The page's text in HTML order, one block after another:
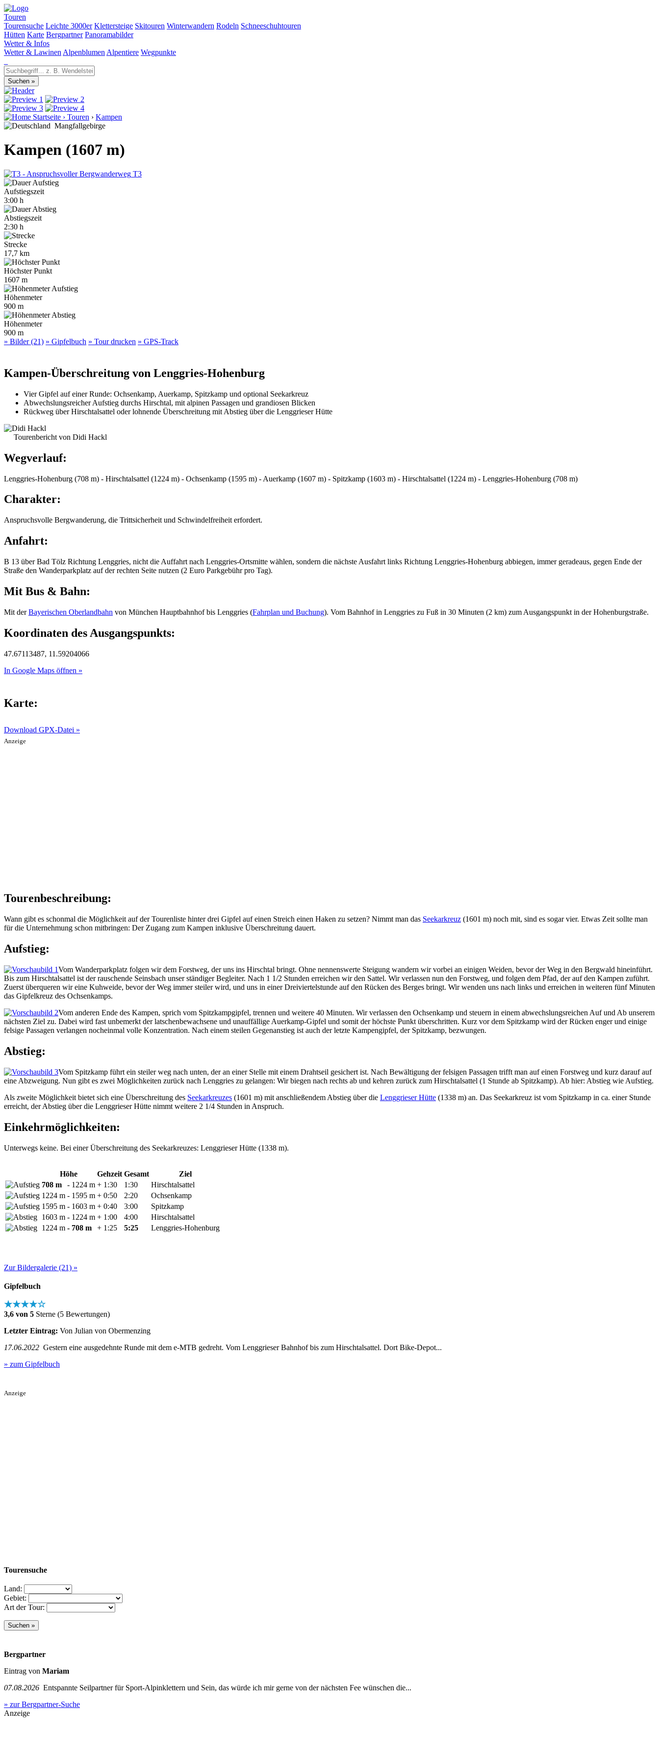
Touren
Tourensuche Leichte 3000er Klettersteige Skitouren Winterwandern Rodeln Schneeschuhtouren
Hütten Karte Bergpartner Panoramabilder
Wetter & Infos
Wetter & Lawinen Alpenblumen Alpentiere Wegpunkte
Startseite › Touren › Kampen
Mangfallgebirge
Kampen (1607 m)
T3
Aufstiegszeit
3:00 h
Abstiegszeit
2:30 h
Strecke
17,7 km
Höchster Punkt
1607 m
Höhenmeter
900 m
Höhenmeter
900 m
» Bilder (21) » Gipfelbuch » Tour drucken » GPS-Track
Kampen-Überschreitung von Lenggries-Hohenburg
Vier Gipfel auf einer Runde: Ochsenkamp, Auerkamp, Spitzkamp und optional Seekarkreuz
Abwechslungsreicher Aufstieg durchs Hirschtal, mit alpinen Passagen und grandiosen Blicken
Rückweg über Hirschtalsattel oder lohnende Überschreitung mit Abstieg über die Lenggrieser Hütte
Tourenbericht von Didi Hackl
Wegverlauf:
Lenggries-Hohenburg (708 m) - Hirschtalsattel (1224 m) - Ochsenkamp (1595 m) - Auerkamp (1607 m) - Spitzkamp (1603 m) - Hirschtalsattel (1224 m) - Lenggries-Hohenburg (708 m)
Charakter:
Anspruchsvolle Bergwanderung, die Trittsicherheit und Schwindelfreiheit erfordert.
Anfahrt:
B 13 über Bad Tölz Richtung Lenggries, nicht die Auffahrt nach Lenggries-Ortsmitte wählen, sondern die nächste Ausfahrt links Richtung Lenggries-Hohenburg abbiegen, immer geradeaus, gegen Ende der
Straße den Wanderparkplatz auf der rechten Seite nutzen (2 Euro Parkgebühr pro Tag).
Mit Bus & Bahn:
Mit derBayerischen Oberlandbahn von München Hauptbahnhof bis Lenggries (Fahrplan und Buchung). Vom Bahnhof in Lenggries zu Fuß in 30 Minuten (2 km) zum Ausgangspunkt in der Hohenburgstraße.
Koordinaten des Ausgangspunkts:
47.67113487, 11.59204066
In Google Maps öffnen »
Karte:
Download GPX-Datei »
Anzeige
Tourenbeschreibung:
Wann gibt es schonmal die Möglichkeit auf der Tourenliste hinter drei Gipfel auf einen Streich einen Haken zu setzen? Nimmt man das Seekarkreuz (1601 m) noch mit, sind es sogar vier. Etwas Zeit sollte man
für die Unternehmung schon mitbringen: Der Zugang zum Kampen inklusive Überschreitung dauert.
Aufstieg:
Vom Wanderparkplatz folgen wir dem Forstweg, der uns ins Hirschtal bringt. Ohne nennenswerte Steigung wandern wir vorbei an einigen Weiden, bevor der Weg in den Bergwald hineinführt.
Bis zum Hirschtalsattel ist der rauschende Seinsbach unser ständiger Begleiter. Nach 1 1/2 Stunden erreichen wir den Sattel. Wir verlassen nun den Forstweg, und folgen dem Pfad, der auf den Kampen zuführt.
Zuerst überqueren wir eine Kuhweide, bevor der Weg immer steiler wird, und uns in einer Dreiviertelstunde auf den Rücken des Berges bringt. Wir wenden uns nach links und erreichen in weiteren fünf Minuten
das Gipfelkreuz des Ochsenkamps.
Vom anderen Ende des Kampen, sprich vom Spitzkampgipfel, trennen und weitere 40 Minuten. Wir verlassen den Ochsenkamp und steuern in einem abwechslungsreichen Auf und Ab unserem
nächsten Ziel zu. Dabei wird fast unbemerkt der latschenbewachsene und unauffällige Auerkamp-Gipfel und somit der höchste Punkt überschritten. Kurz vor dem Spitzkamp wird der Rücken enger und einige
felsige Passagen verlangen nocheinmal volle Konzentration. Nach einem steilen Gegenanstieg ist auch der letzte Kampengipfel, der Spitzkamp, bezwungen.
Abstieg:
Vom Spitzkamp führt ein steiler weg nach unten, der an einer Stelle mit einem Drahtseil gesichert ist. Nach Bewältigung der felsigen Passagen trifft man auf einen Forstweg und kurz darauf auf
eine Abzweigung. Nun gibt es zwei Möglichkeiten zurück nach Lenggries zu gelangen: Wir biegen nach rechts ab und kehren zurück zum Hirschtalsattel (1 Stunde ab Spitzkamp). Ab hier: Abstieg wie Aufstieg.
Als zweite Möglichkeit bietet sich eine Überschreitung des Seekarkreuzes (1601 m) mit anschließendem Abstieg über die Lenggrieser Hütte (1338 m) an. Das Seekarkreuz ist vom Spitzkamp in ca. einer Stunde
erreicht, der Abstieg über die Lenggrieser Hütte nimmt weitere 2 1/4 Stunden in Anspruch.
Einkehrmöglichkeiten:
Unterwegs keine. Bei einer Überschreitung des Seekarkreuzes: Lenggrieser Hütte (1338 m).
Höhe Gehzeit Gesamt
Ziel
708 m
- 1224 m + 1:30 1:30
Hirschtalsattel
1224 m - 1595 m + 0:50 2:20
Ochsenkamp
1595 m - 1603 m + 0:40 3:00
Spitzkamp
1603 m - 1224 m + 1:00 4:00
Hirschtalsattel
1224 m - 708 m + 1:25 5:25 Lenggries-Hohenburg
Zur Bildergalerie (21) »
Gipfelbuch
★★★★☆
3,6 von 5 Sterne (5 Bewertungen)
Letzter Eintrag: Von Julian von Obermenzing
17.06.2022 Gestern eine ausgedehnte Runde mit dem e-MTB gedreht. Vom Lenggrieser Bahnhof bis zum Hirschtalsattel. Dort Bike-Depot...
» zum Gipfelbuch
Anzeige
Tourensuche
Land:
Gebiet:
Art der Tour:
Bergpartner
Eintrag von Mariam
07.08.2026 Entspannte Seilpartner für Sport-Alpinklettern und Sein, das würde ich mir gerne von der nächsten Fee wünschen die...
» zur Bergpartner-Suche
Anzeige